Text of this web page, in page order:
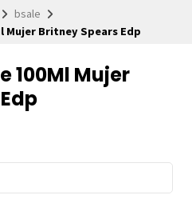
bsale
Mujer Britney Spears Edp
100Ml Mujer